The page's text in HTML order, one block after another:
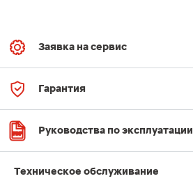
Заявка на сервис
Гарантия
Руководства по эксплуатации
Техническое обслуживание